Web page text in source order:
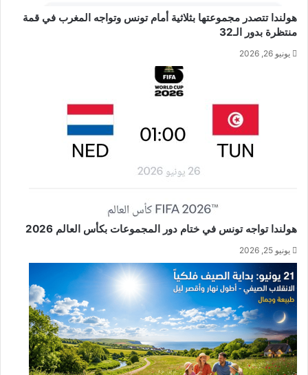
هولندا تتصدر مجموعتها بثلاثية أمام تونس وتواجه المغرب في قمة
منتظرة بدور الـ32
يونيو 26, 2026
هولندا تواجه تونس في ختام دور المجموعات بكأس العالم 2026
يونيو 25, 2026